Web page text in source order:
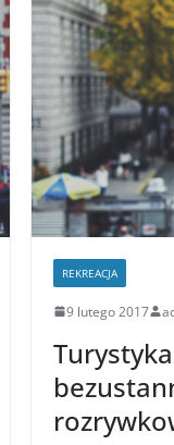
REKREACJA
9 lutego 2017